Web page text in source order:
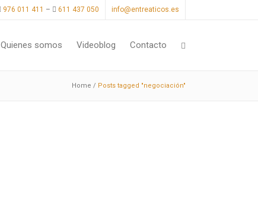
976 011 411 – 611 437 050 info@entreaticos.es
Quienes somos Videoblog Contacto
Home / Posts tagged "negociación"